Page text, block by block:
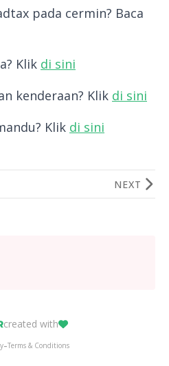
pada cermin? Baca
Klik di sini
kenderaan? Klik di sini
Klik di sini
NEXT
created with
-Terms & Conditions